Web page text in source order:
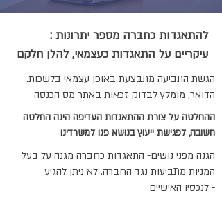
: להתאגדות כחברה מספר יתרונות
עיקריים על התאגדות כעצמאי, להלן חלקם
הגנה מפני נושים- התאגדות כחברה מגנה על בעל
המניות מתביעות נגד החברה. לא ניתן להגיע
לנכסיו האישיים -
.הגשת התביעה מתבצעת באופן עצמאי בלשכות
הדואר, מומלץ לבדוק זכאות באתר מס הכנסה
ההחלטה על צורת ההתאגדות העדיפה הינה החלטה
חשובה, לפגישת ייעוץ בנושא פנו למשרדינו